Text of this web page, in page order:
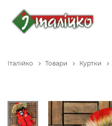
Італійко Товари Куртки